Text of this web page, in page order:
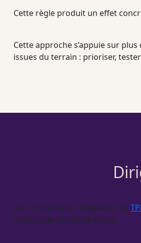
Cette règle produit un effet
Cette approche s’appuie sur
issues du terrain : prioriser,
Elle concerne les dirigeants de
mesurable sans embauche.